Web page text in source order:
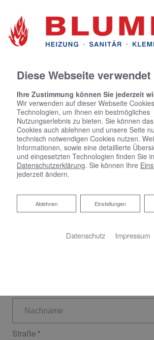
Kontaktformular
Straße
Diese Webseite
Ihre Zustimmung können Sie jederzeit
Wir verwenden auf dieser Webseite
Technologien, um Ihnen ein bestmögliches
Nutzungserlebnis zu bieten. Sie können
Cookies auch ablehnen und unsere Seite
technisch notwendigen Cookies nutzen.
Informationen, sowie eine detaillierte
und eingesetzten Technologien finden Sie
Datenschutzerklärung. Sie können Ihre
jederzeit ändern.
Einstellungen
Ablehnen
Ablehnen
Datenschutz Impressum